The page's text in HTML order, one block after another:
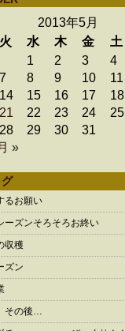
2013年5月
火 水 木 金 土
1
2 3 4
7 8 9 10 11
14 15 16 17 18
21 22 23 24 25
28 29 30
31
»
るお願い
ーズンそろそろお終い
収穫
ズン
その後…